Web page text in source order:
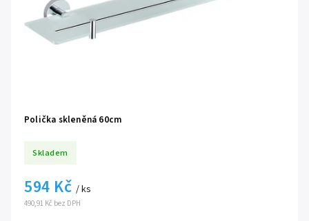
Polička skleněná 60cm
Skladem
490,91 Kč bez DPH
594 Kč / ks